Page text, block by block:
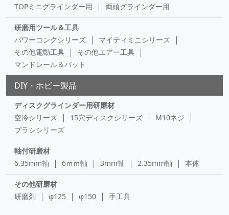
TOPミニグラインダー用
両頭グラインダー用
研磨用ツール＆工具
パワーコングシリーズ
マイティミニシリーズ
その他電動工具
その他エアー工具
マンドレール＆パット
DIY・ホビー製品
ディスクグラインダー用研磨材
空冷シリーズ
15穴ディスクシリーズ
M10ネジ
ブラシシリーズ
軸付研磨材
6.35mm軸
6ｍｍ軸 3mm軸 2.35mm軸 本体
その他研磨材
研磨剤
φ125 φ150 手工具